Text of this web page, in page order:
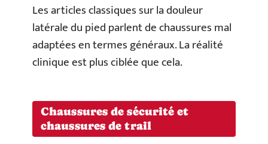
Les articles classiques sur la douleur
latérale du pied parlent de chaussures mal
adaptées en termes généraux. La réalité
clinique est plus ciblée que cela.
Chaussures de sécurité et
chaussures de trail